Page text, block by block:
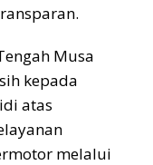
Musa
kepada
atas
melalui